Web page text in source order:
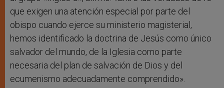
que exigen una atención especial por parte del
obispo cuando ejerce su ministerio magisterial,
hemos identificado la doctrina de Jesús como único
salvador del mundo, de la Iglesia como parte
necesaria del plan de salvación de Dios y del
ecumenismo adecuadamente comprendido».